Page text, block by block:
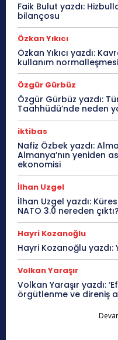
Faik Bulut yazdı:
bilançosu
Özkan Yıkıcı
Özkan Yıkıcı yazdı:
kullanım
Özgür Gürbüz
Özgür Gürbüz yazdı:
Taahhüdü’nde neden
iktibas
Nafiz Özbek yazdı:
Almanya’nın yeniden
ekonomisi
İlhan Uzgel
İlhan Uzgel yazdı:
NATO 3.0 nereden çıktı?
Hayri Kozanoğlu
Hayri Kozanoğlu
Volkan Yaraşır
Volkan Yaraşır yazdı:
örgütlenme ve direniş